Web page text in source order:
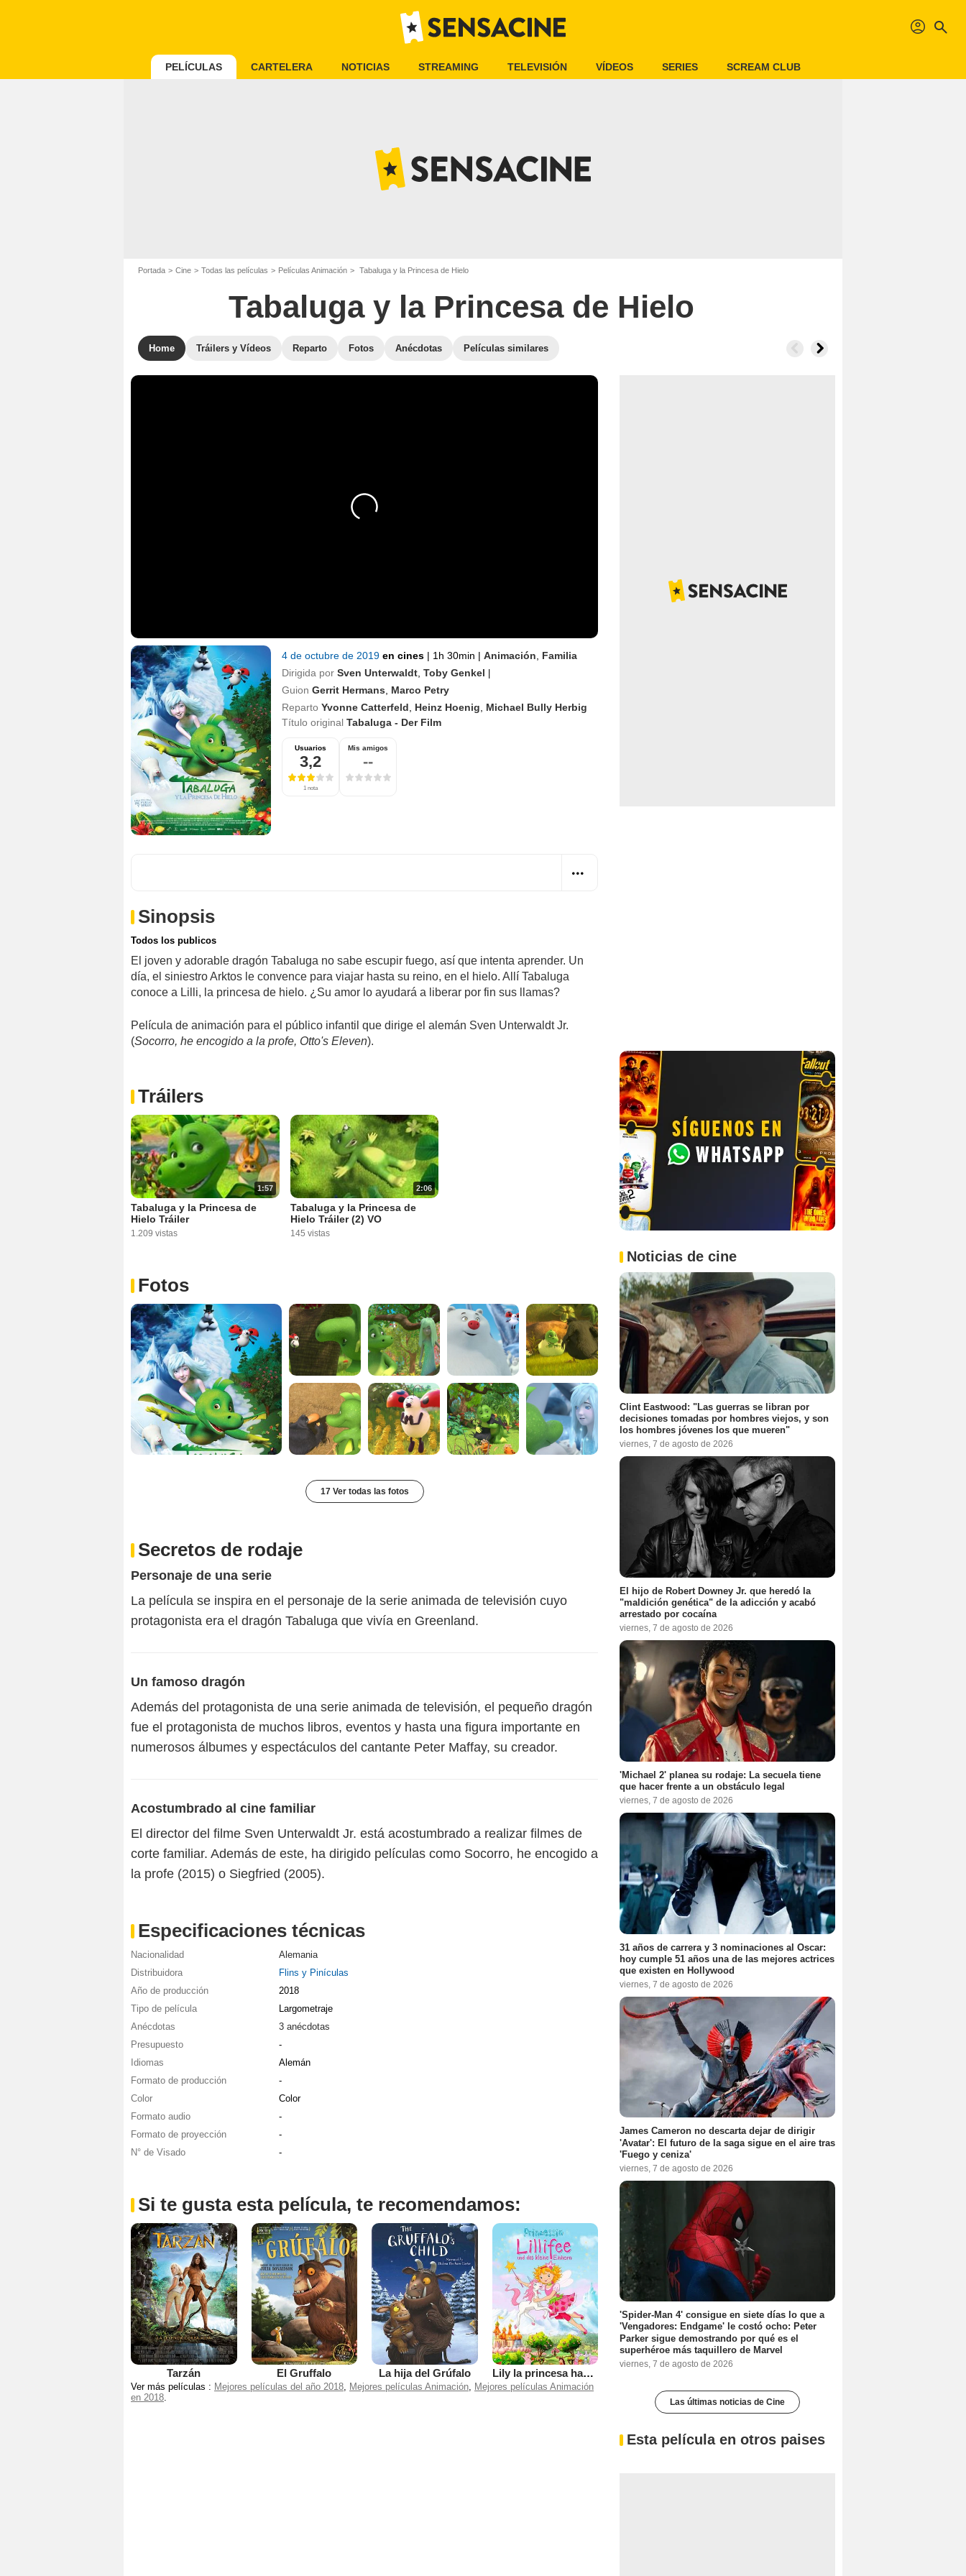
profil search
PELÍCULAS CARTELERA NOTICIAS STREAMING TELEVISIÓN VÍDEOS SERIES SCREAM CLUB
Portada Cine Todas las películas Películas Animación Tabaluga y la Princesa de Hielo
Tabaluga y la Princesa de Hielo
Home Tráilers y Vídeos Reparto Fotos Anécdotas Películas similares
4 de octubre de 2019 en cines | 1h 30min | Animación
Familia
Dirigida por Sven Unterwaldt Toby Genkel |
Guion Gerrit Hermans
Marco Petry
Reparto Yvonne Catterfeld Heinz Hoenig
Michael Bully Herbig
Título original Tabaluga - Der Film
Usuarios
3,2
1 nota
Mis amigos
--
Sinopsis
Todos los publicos
El joven y adorable dragón Tabaluga no sabe escupir fuego, así que intenta aprender. Un
día, el siniestro Arktos le convence para viajar hasta su reino, en el hielo. Allí Tabaluga
conoce a Lilli, la princesa de hielo. ¿Su amor lo ayudará a liberar por fin sus llamas?
Película de animación para el público infantil que dirige el alemán Sven Unterwaldt Jr.
(Socorro, he encogido a la profe, Otto's Eleven).
Tráilers
1:57
Tabaluga y la Princesa de
Hielo Tráiler
1.209 vistas
2:06
Tabaluga y la Princesa de
Hielo Tráiler (2) VO
145 vistas
Fotos
17 Ver todas las fotos
Secretos de rodaje
Personaje de una serie
La película se inspira en el personaje de la serie animada de televisión cuyo
protagonista era el dragón Tabaluga que vivía en Greenland.
Un famoso dragón
Además del protagonista de una serie animada de televisión, el pequeño dragón
fue el protagonista de muchos libros, eventos y hasta una figura importante en
numerosos álbumes y espectáculos del cantante Peter Maffay, su creador.
Acostumbrado al cine familiar
El director del filme Sven Unterwaldt Jr. está acostumbrado a realizar filmes de
corte familiar. Además de este, ha dirigido películas como Socorro, he encogido a
la profe (2015) o Siegfried (2005).
Especificaciones técnicas
Nacionalidad
Alemania
Distribuidora
Flins y Pinículas
Año de producción
2018
Tipo de película
Largometraje
Anécdotas
3 anécdotas
Presupuesto
-
Idiomas
Alemán
Formato de producción
-
Color
Color
Formato audio
-
Formato de proyección
-
N° de Visado
-
Si te gusta esta película, te recomendamos:
Tarzán El Gruffalo La hija del Grúfalo Lily la princesa hada y el pequeño unicornio
Ver más películas : Mejores películas del año 2018 Mejores películas Animación Mejores películas Animación
en 2018
Noticias de cine
Clint Eastwood: "Las guerras se libran por
decisiones tomadas por hombres viejos, y son
los hombres jóvenes los que mueren"
viernes, 7 de agosto de 2026
El hijo de Robert Downey Jr. que heredó la
"maldición genética" de la adicción y acabó
arrestado por cocaína
viernes, 7 de agosto de 2026
'Michael 2' planea su rodaje: La secuela tiene
que hacer frente a un obstáculo legal
viernes, 7 de agosto de 2026
31 años de carrera y 3 nominaciones al Oscar:
hoy cumple 51 años una de las mejores actrices
que existen en Hollywood
viernes, 7 de agosto de 2026
James Cameron no descarta dejar de dirigir
'Avatar': El futuro de la saga sigue en el aire tras
'Fuego y ceniza'
viernes, 7 de agosto de 2026
'Spider-Man 4' consigue en siete días lo que a
'Vengadores: Endgame' le costó ocho: Peter
Parker sigue demostrando por qué es el
superhéroe más taquillero de Marvel
viernes, 7 de agosto de 2026
Las últimas noticias de Cine
Esta película en otros paises